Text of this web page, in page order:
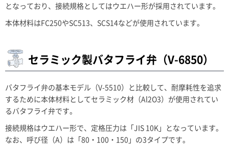
となっており、接続規格としてはウエハー形が採用されています。
本体材料はFC250やSC513、SCS14などが使用されています。
セラミック製バタフライ弁（V-6850）
バタフライ弁の基本モデル（V-5510）と比較して、耐摩耗性を追求
するために本体材料としてセラミック材（Al2O3）が使用されてい
るバタフライ弁です。
接続規格はウエハー形で、定格圧力は「JIS 10K」となっています。
なお、呼び径（A）は「80・100・150」の3タイプです。